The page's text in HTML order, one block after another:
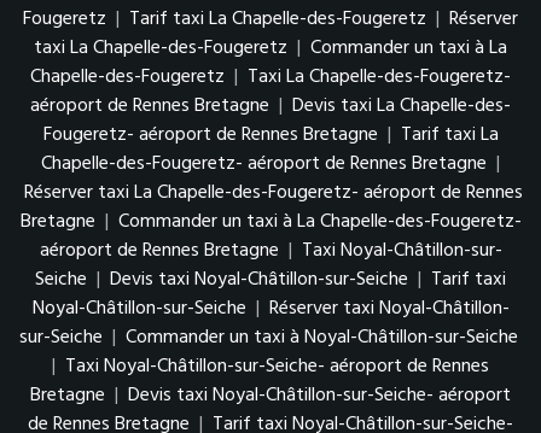
Fougeretz | Tarif taxi La Chapelle-des-Fougeretz | Réserver
taxi La Chapelle-des-Fougeretz | Commander un taxi à La
Chapelle-des-Fougeretz | Taxi La Chapelle-des-Fougeretz-
aéroport de Rennes Bretagne | Devis taxi La Chapelle-des-
Fougeretz- aéroport de Rennes Bretagne | Tarif taxi La
Chapelle-des-Fougeretz- aéroport de Rennes Bretagne |
Réserver taxi La Chapelle-des-Fougeretz- aéroport de Rennes
Bretagne | Commander un taxi à La Chapelle-des-Fougeretz-
aéroport de Rennes Bretagne | Taxi Noyal-Châtillon-sur-
Seiche | Devis taxi Noyal-Châtillon-sur-Seiche | Tarif taxi
Noyal-Châtillon-sur-Seiche | Réserver taxi Noyal-Châtillon-
sur-Seiche | Commander un taxi à Noyal-Châtillon-sur-Seiche
| Taxi Noyal-Châtillon-sur-Seiche- aéroport de Rennes
Bretagne | Devis taxi Noyal-Châtillon-sur-Seiche- aéroport
de Rennes Bretagne | Tarif taxi Noyal-Châtillon-sur-Seiche-